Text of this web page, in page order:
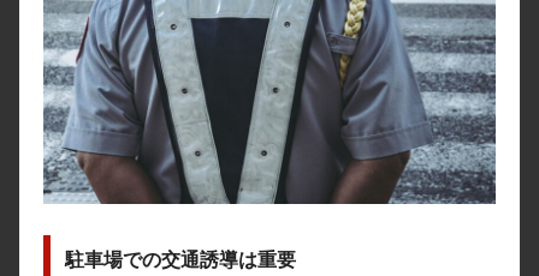
駐車場での交通誘導は重要